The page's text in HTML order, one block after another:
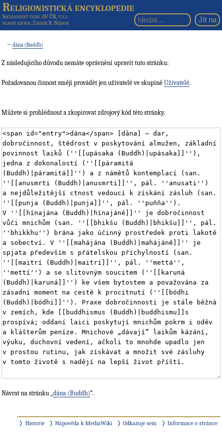
Religionistická encyklopedie
Sociologický ústav AV ČR, v.v.i.
hlavní editor: Zdeněk R. Nešpor
←dána (Buddh)
Z následujícího důvodu nemáte oprávnění upravit tuto stránku:
Požadovanou činnost smějí provádět jen uživatelé ve skupině Uživatelé.
Můžete si prohlédnout a zkopírovat zdrojový kód této stránky.
Návrat na stránku „ dána (Buddh)“.
Historie Nápověda k MediaWiki Odkazuje sem Informace o stránce